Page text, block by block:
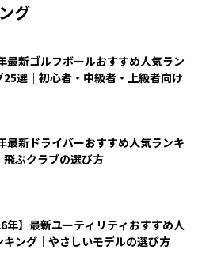
グ
最新ゴルフボールおすすめ人気ラン
25選｜初心者・中級者・上級者向け
最新ドライバーおすすめ人気ランキ
飛ぶクラブの選び方
年】最新ユーティリティおすすめ人
キング｜やさしいモデルの選び方